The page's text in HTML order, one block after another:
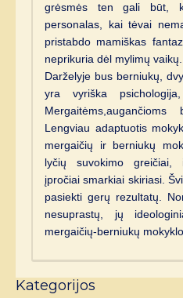
grėsmės ten gali būt,
personalas, kai tėvai
pristabdo mamiškas
neprikuria dėl mylimų vaikų.
Darželyje bus berniukų,
yra vyriška
Lengviau adaptuotis
mergaičių ir berniukų
lyčių suvokimo greičiai,
įpročiai smarkiai skiriasi.
pasiekti gerų rezultatų.
nesuprastų, jų
mergaičių-berniukų
Kategorijos